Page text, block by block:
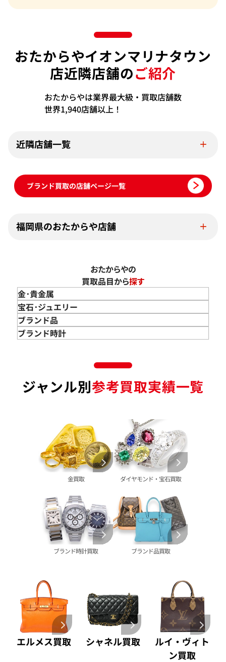
おたからやイオンマリナタウン
店近隣店舗のご紹介
おたからやは業界最大級・買取店舗数
世界1,940店舗以上！
近隣店舗一覧
ブランド買取の店舗ページ一覧
福岡県のおたからや店舗
おたからやの
買取品目から探す
金･貴金属
金 買取
金のインゴット 買取
金のアクセサリー 買取
金のブレスレット 買取
金のブローチ 買取
金貨･銀貨 買取
大判･小判 買取
イエローゴールド 買取
ホワイトゴールド 買取
金コンビ 買取
プラチナ 買取
プラチナインゴット 買取
Pt1000 買取
Pt900 買取
Pt850 買取
Pt&Pm 買取
銀･シルバー 買取
パラジウム 買取
宝石･ジュエリー
宝石･ジュエリー買取
ダイヤモンド 買取
オパール 買取
パライバトルマリン 買取
パール 買取
ブランド品
バッグ･小物 買取
カルティエ 買取
ハリー･ウィンストン 買取
ヴァンクリーフ&
アーペル 買取
グッチ 買取
ブシュロン 買取
ショーメ 買取
買取可能な商品をもっと見る
ブランド時計
フィリップ 買取
オーデマピゲ 買取
エルメス 買取
シャネル 買取
オメガ 買取
タグ・ホイヤー 買取
ブライトリング
ヴァシュロン・コンスタンタン 買取
A. ランゲ&
パネライ 買取
ブルガリ 買取
フランク ミュラー 買取
IWC 買取
買取可能な商品をもっと見る
ジャンル別参考買取実績一覧
金買取 ダイヤモンド・宝石買取
ブランド時計買取 ブランド品買取
エルメス買取 シャネル買取
ルイ・ヴィト
ン買取